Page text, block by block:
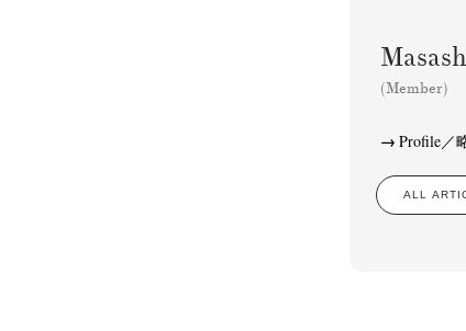
(Member)
Profile／
ALL